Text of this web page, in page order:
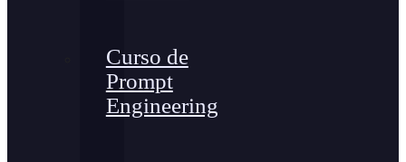
Curso de
Prompt
Engineering